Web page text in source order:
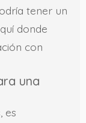
tener un
donde
con
una
es